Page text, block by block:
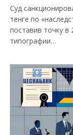
Суд
тенге по
поставив точку в
типографии…